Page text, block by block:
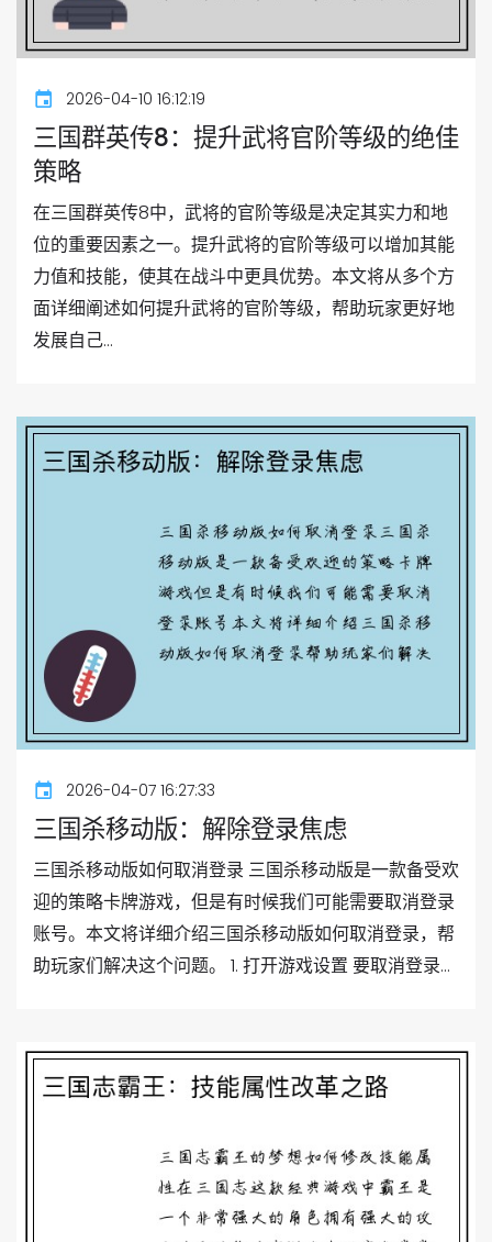
2026-04-10 16:12:19
三国群英传8：提升武将官阶等级的绝佳
策略
在三国群英传8中，武将的官阶等级是决定其实力和地
位的重要因素之一。提升武将的官阶等级可以增加其能
力值和技能，使其在战斗中更具优势。本文将从多个方
面详细阐述如何提升武将的官阶等级，帮助玩家更好地
发展自己...
2026-04-07 16:27:33
三国杀移动版：解除登录焦虑
三国杀移动版如何取消登录 三国杀移动版是一款备受欢
迎的策略卡牌游戏，但是有时候我们可能需要取消登录
账号。本文将详细介绍三国杀移动版如何取消登录，帮
助玩家们解决这个问题。 1. 打开游戏设置 要取消登录...